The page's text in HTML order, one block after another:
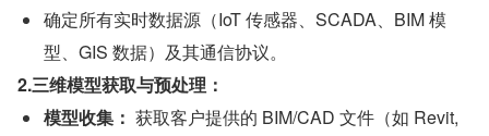
确定所有实时数据源（IoT 传感器、SCADA、BIM 模
型、GIS 数据）及其通信协议。
2.三维模型获取与预处理：
模型收集： 获取客户提供的 BIM/CAD 文件（如 Revit,